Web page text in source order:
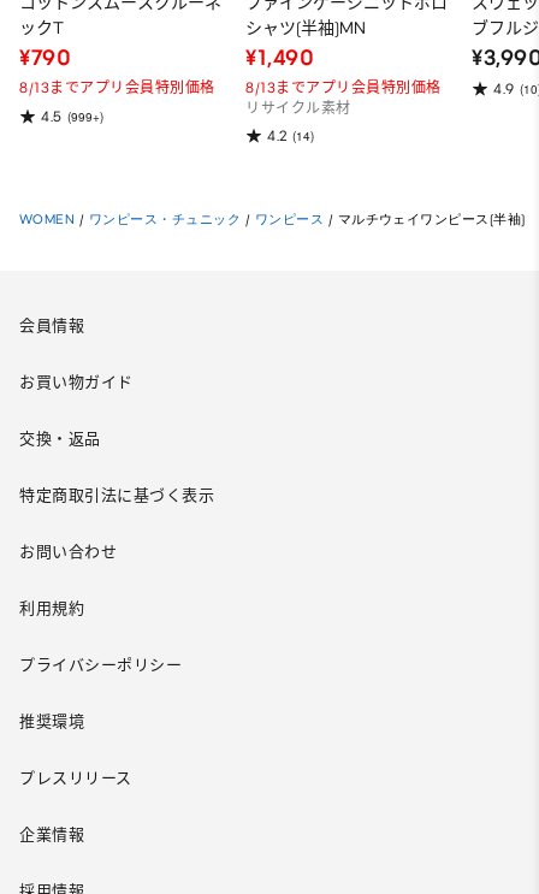
ックT
¥790
8/13までアプリ会員特別価格
4.5 (999+)
シャツ(半袖)MN
¥1,490
8/13までアプリ会員特別価格
リサイクル素材
4.2 (14)
ブフル
ーパー
ット）
4.9
WOMEN / ワンピース・チュニック / ワンピース / マルチウェイワンピース(半袖)
会員情報
お買い物ガイド
交換・返品
特定商取引法に基づく表示
お問い合わせ
利用規約
プライバシーポリシー
推奨環境
プレスリリース
企業情報